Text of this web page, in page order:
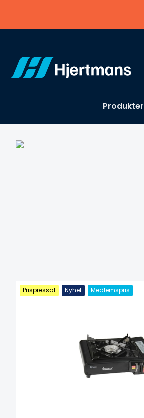
Produkter
Prispressat Nyhet Medlemspris